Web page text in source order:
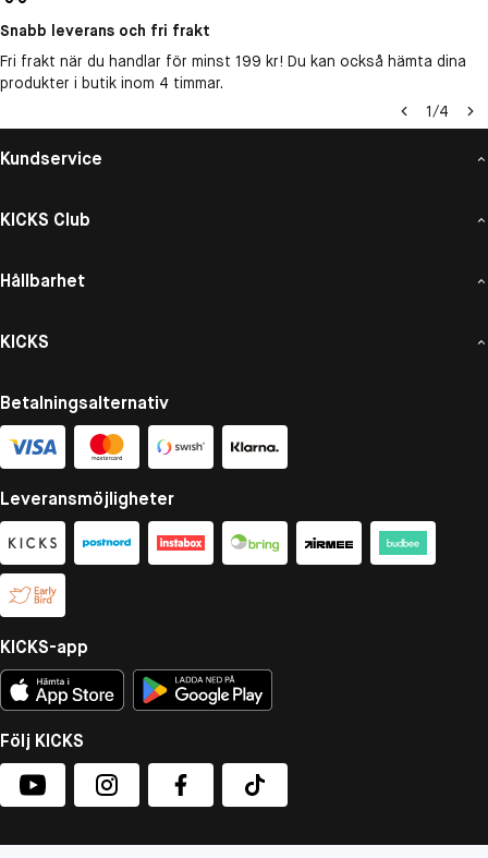
Snabb leverans och fri frakt
Fri frakt när du handlar för minst 199 kr! Du kan också hämta dina
produkter i butik inom 4 timmar.
1/4
Kundservice
KICKS Club
Hållbarhet
KICKS
Betalningsalternativ
Leveransmöjligheter
KICKS-app
Följ KICKS